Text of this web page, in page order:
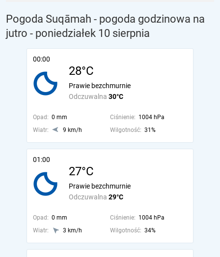
Pogoda Suqāmah - pogoda godzinowa na
jutro - poniedziałek 10 sierpnia
00:00
28°C
Odczuwalna 30°C
Prawie bezchmurnie
Opad: 0 mm Ciśnienie: 1004 hPa
Wiatr:
9 km/h Wilgotność: 31%
01:00
27°C
Odczuwalna 29°C
Prawie bezchmurnie
Opad: 0 mm Ciśnienie: 1004 hPa
Wiatr:
3 km/h Wilgotność: 34%